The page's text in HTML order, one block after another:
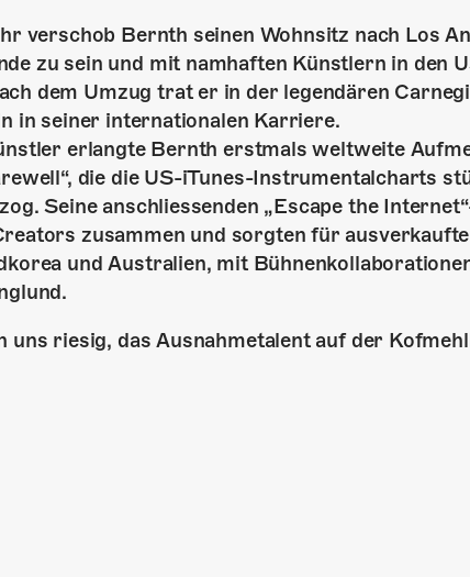
verschob Bernth seinen Wohnsitz nach Los
zu sein und mit namhaften Künstlern in den
dem Umzug trat er in der legendären
in seiner internationalen Karriere.
erlangte Bernth erstmals weltweite
die die US-iTunes-Instrumentalcharts
Seine anschliessenden „Escape the
zusammen und sorgten für
und Australien, mit
uns riesig, das Ausnahmetalent auf der